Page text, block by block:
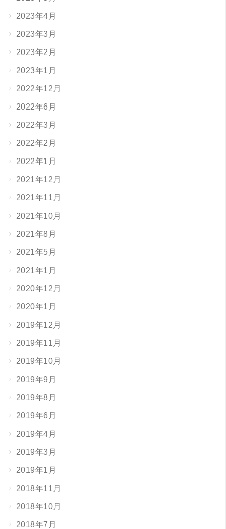
2023年4月
2023年3月
2023年2月
2023年1月
2022年12月
2022年6月
2022年3月
2022年2月
2022年1月
2021年12月
2021年11月
2021年10月
2021年8月
2021年5月
2021年1月
2020年12月
2020年1月
2019年12月
2019年11月
2019年10月
2019年9月
2019年8月
2019年6月
2019年4月
2019年3月
2019年1月
2018年11月
2018年10月
2018年7月